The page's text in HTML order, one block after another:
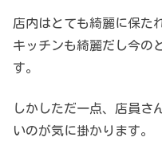
店内はとても綺麗に保た
キッチンも綺麗だし今の
す。
しかしただ一点、店員さ
いのが気に掛かります。